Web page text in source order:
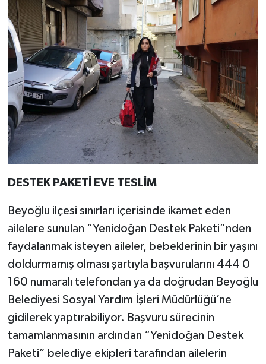
DESTEK PAKETİ EVE TESLİM
Beyoğlu ilçesi sınırları içerisinde ikamet eden
ailelere sunulan “Yenidoğan Destek Paketi”nden
faydalanmak isteyen aileler, bebeklerinin bir yaşını
doldurmamış olması şartıyla başvurularını 444 0
160 numaralı telefondan ya da doğrudan Beyoğlu
Belediyesi Sosyal Yardım İşleri Müdürlüğü’ne
gidilerek yaptırabiliyor. Başvuru sürecinin
tamamlanmasının ardından “Yenidoğan Destek
Paketi” belediye ekipleri tarafından ailelerin